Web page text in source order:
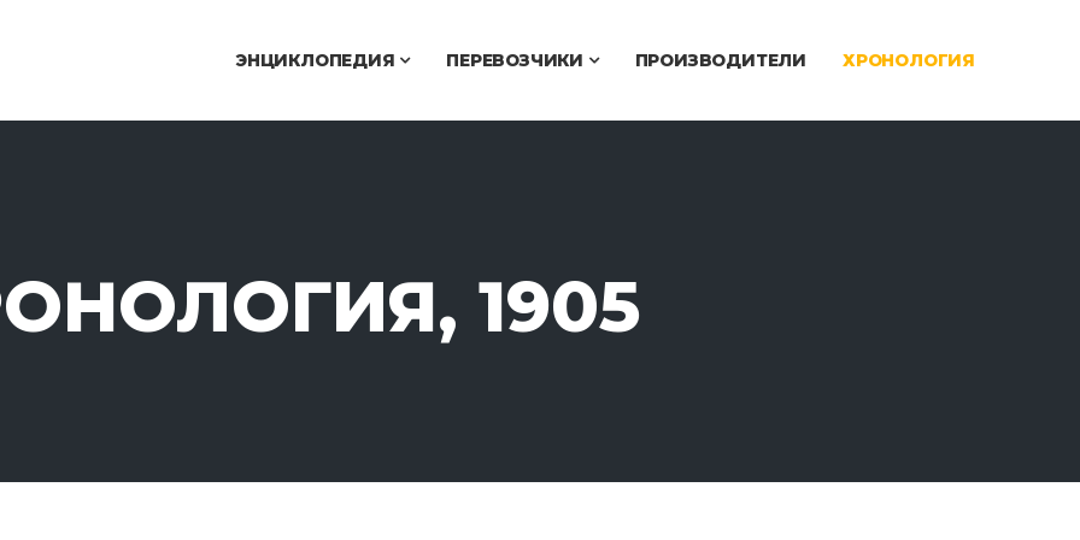
ЭНЦИКЛОПЕДИЯ ПЕРЕВОЗЧИКИ ПРОИЗВОДИТЕЛИ ХРОНОЛОГИЯ
1905